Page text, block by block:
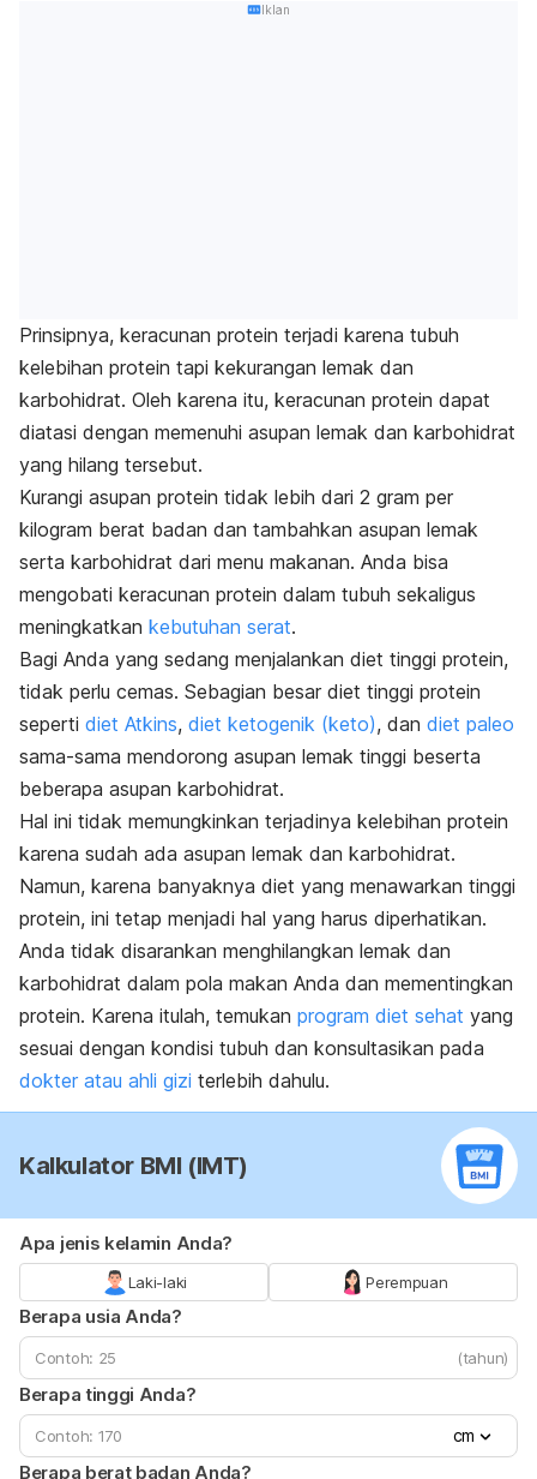
Iklan
Prinsipnya, keracunan protein terjadi karena tubuh
kelebihan protein tapi kekurangan lemak dan
karbohidrat. Oleh karena itu, keracunan protein dapat
diatasi dengan memenuhi asupan lemak dan karbohidrat
yang hilang tersebut.
Kurangi asupan protein tidak lebih dari 2 gram per
kilogram berat badan dan tambahkan asupan lemak
serta karbohidrat dari menu makanan. Anda bisa
mengobati keracunan protein dalam tubuh sekaligus
meningkatkan kebutuhan serat.
Bagi Anda yang sedang menjalankan diet tinggi protein,
tidak perlu cemas. Sebagian besar diet tinggi protein
seperti diet Atkins, diet ketogenik (keto), dan diet paleo
sama-sama mendorong asupan lemak tinggi beserta
beberapa asupan karbohidrat.
Hal ini tidak memungkinkan terjadinya kelebihan protein
karena sudah ada asupan lemak dan karbohidrat.
Namun, karena banyaknya diet yang menawarkan tinggi
protein, ini tetap menjadi hal yang harus diperhatikan.
Anda tidak disarankan menghilangkan lemak dan
karbohidrat dalam pola makan Anda dan mementingkan
protein. Karena itulah, temukan program diet sehat yang
sesuai dengan kondisi tubuh dan konsultasikan pada
dokter atau ahli gizi terlebih dahulu.
Kalkulator BMI (IMT)
Apa jenis kelamin Anda?
Laki-laki Perempuan
Berapa usia Anda?
(tahun)
Berapa tinggi Anda?
cm
Berapa berat badan Anda?